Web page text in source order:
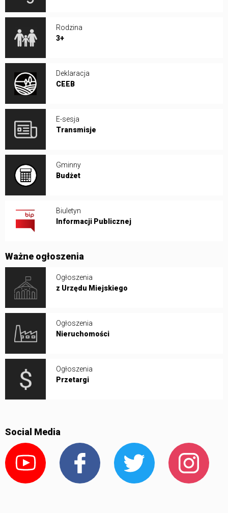
Rodzina
3+
Deklaracja
CEEB
E-sesja
Transmisje
Gminny
Budżet
Biuletyn
Informacji Publicznej
Ważne ogłoszenia
Ogłoszenia
z Urzędu Miejskiego
Ogłoszenia
Nieruchomości
Ogłoszenia
Przetargi
Social Media